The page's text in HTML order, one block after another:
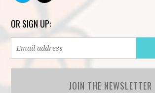
OR SIGN UP:
JOIN THE NEWSLETTER